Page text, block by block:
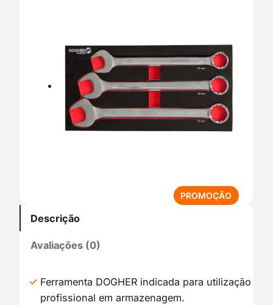
PROMOÇÃO
R
E
Descrição
Avaliações (0)
Ferramenta DOGHER indicada para utilização
profissional em armazenagem.